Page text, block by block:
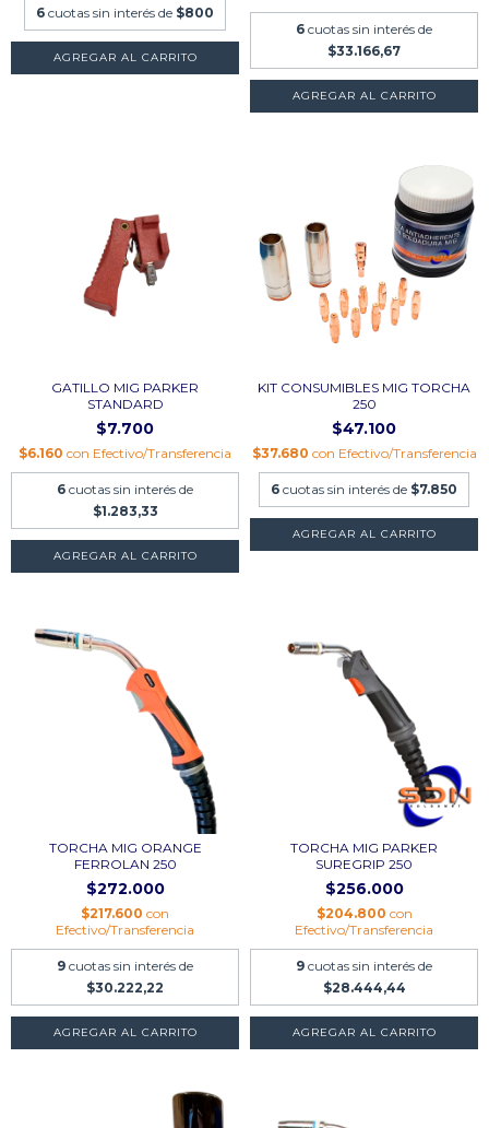
6 cuotas sin interés de $800
6 cuotas sin interés de
$33.166,67
AGREGAR AL CARRITO
GATILLO MIG PARKER
STANDARD
$7.700
$6.160 con Efectivo/Transferencia
6 cuotas sin interés de
$1.283,33
KIT CONSUMIBLES MIG TORCHA
250
$47.100
$37.680 con Efectivo/Transferencia
6 cuotas sin interés de $7.850
AGREGAR AL CARRITO
TORCHA MIG ORANGE
FERROLAN 250
$272.000
$217.600 con
Efectivo/Transferencia
9 cuotas sin interés de
$30.222,22
AGREGAR AL CARRITO
TORCHA MIG PARKER
SUREGRIP 250
$256.000
$204.800 con
Efectivo/Transferencia
9 cuotas sin interés de
$28.444,44
AGREGAR AL CARRITO